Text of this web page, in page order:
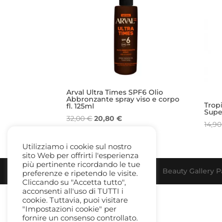
Arval Ultra Times SPF6 Olio
Abbronzante spray viso e corpo
fl. 125ml
32,00€Il
era:
32,00 €.
20,80€Il
è:
20,80 €.
Beauty Gallery
Utilizziamo i cookie sul nostro
sito Web per offrirti l'esperienza
più pertinente ricordando le tue
preferenze e ripetendo le visite.
Cliccando su "Accetta tutto",
acconsenti all'uso di TUTTI i
cookie. Tuttavia, puoi visitare
"Impostazioni cookie" per
fornire un consenso controllato.